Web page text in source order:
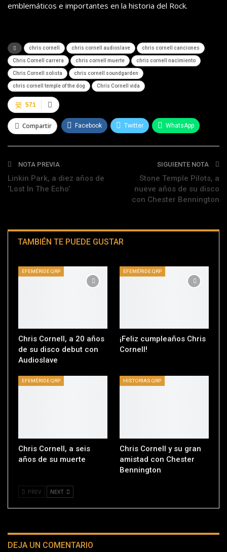
emblemáticos e importantes en la historia del Rock.
chris cornell chris cornell audioslave chris cornell canciones
Chris Cornell carrera chris cornell muerte chris cornell nacimiento
Chris Cornell solista chris cornell soundgarden
chris cornell temple of the dog Chris Cornell vida
571
Compartir Facebook Twitter WhatsApp
Telegram
NOTA PREVIA
Linkin Park, a diez años de
‘Lost In The Echo’
SIGUIENTE NOTA
Stone Temple Pilots, a
nueve años de su disco
con Chester Bennington
TAMBIÉN TE PUEDE GUSTAR
EFEMÉRIDE QRP
Chris Cornell, a 20 años
de su disco debut con
Audioslave
EFEMÉRIDE QRP
¡Feliz cumpleaños Chris
Cornell!
EFEMÉRIDE QRP
Chris Cornell, a seis
años de su muerte
HISTORIAS QRP
Chris Cornell y su gran
amistad con Chester
Bennington
PREV NEXT
DEJA UN COMENTARIO